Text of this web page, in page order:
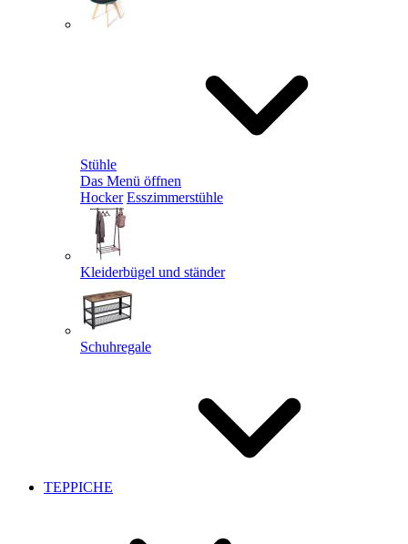
Stühle
Das Menü öffnen
Hocker Esszimmerstühle
Kleiderbügel und ständer
Schuhregale
TEPPICHE